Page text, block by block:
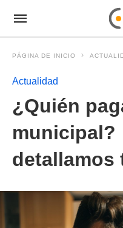
PÁGINA DE INICIO
Actualidad
¿Quién
municipal?
detallamos